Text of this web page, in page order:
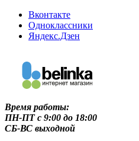
Вконтакте
Одноклассники
Яндекс.Дзен
Время работы:
ПН-ПТ c 9:00 до 18:00
СБ-ВС выходной